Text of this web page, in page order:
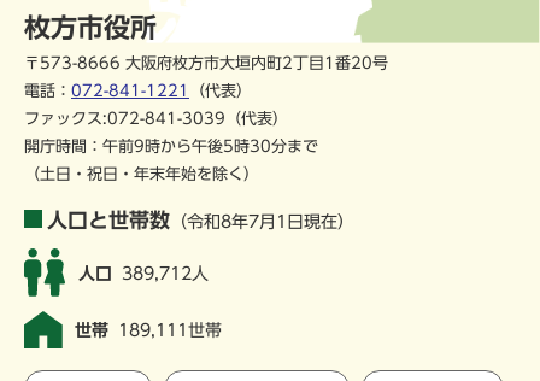
枚方市役所
〒573-8666 大阪府枚方市大垣内町2丁目1番20号
電話： 072-841-1221
（代表）
ファックス:072-841-3039（代表）
開庁時間：午前9時から午後5時30分まで
（土日・祝日・年末年始を除く）
人口と世帯数 （令和8年7月1日現在）
人口 389,712人
世帯 189,111世帯